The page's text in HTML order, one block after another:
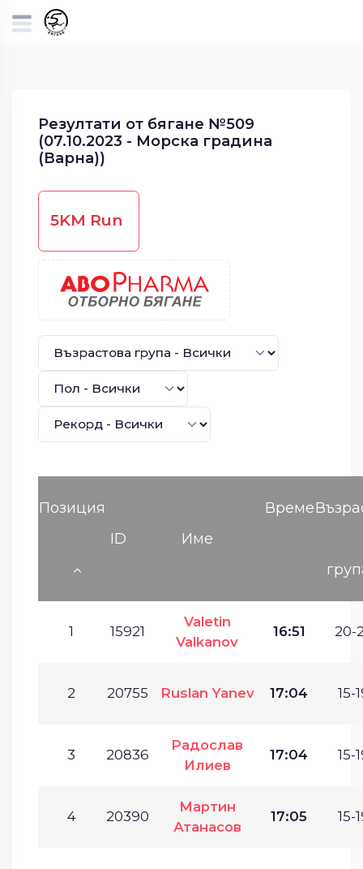
Резултати от бягане №509
(07.10.2023 - Морска градина
(Варна))
5KM Run
Позиция
ID
Име
Време
1 15921
Valetin
Valkanov
16:51 20-
2 20755 Ruslan Yanev 17:04 15-
3 20836
Радослав
Илиев
17:04 15-
4 20390
Мартин
Атанасов
17:05 15-